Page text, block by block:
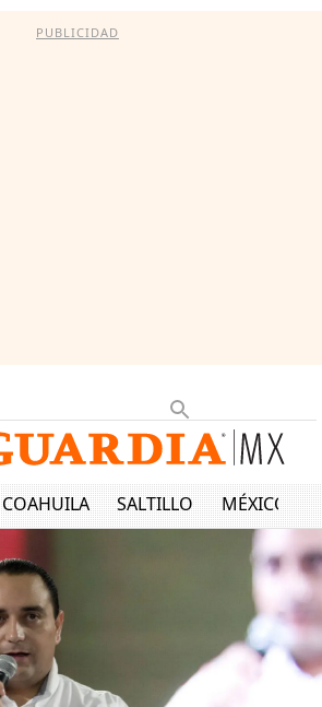
PUBLICIDAD
COAHUILA SALTILLO MÉXICO